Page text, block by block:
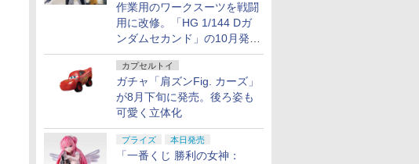
作業用のワークスーツを戦闘
用に改修。「HG 1/144 Dガ
ンダムセカンド」の10月発送
分が予約受付中【ガンダムベ
ース撮り下ろし】
カプセルトイ
ガチャ「肩ズンFig. カーズ」
が8月下旬に発売。後ろ姿も
可愛く立体化
プライズ 本日発売
「一番くじ 勝利の女神：